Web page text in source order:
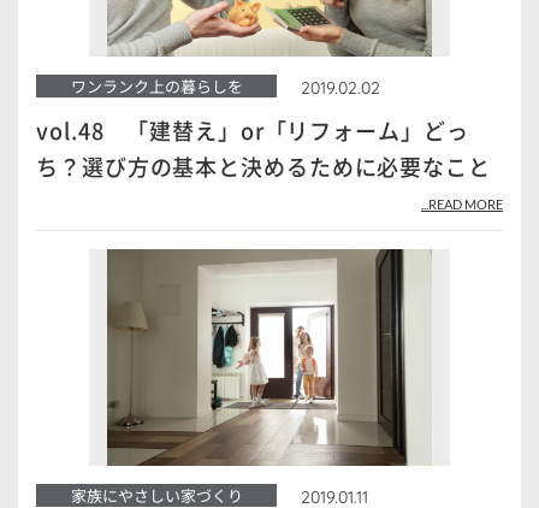
ワンランク上の暮らしを 2019.02.02
vol.48 「建替え」or「リフォーム」どっ
ち？選び方の基本と決めるために必要なこと
...READ MORE
家族にやさしい家づくり 2019.01.11